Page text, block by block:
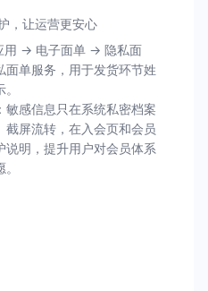
，让运营更安心
用 → 电子面单 → 隐私面
面单服务，用于发货环节姓
敏感信息只在系统私密档案
截屏流转，在入会页和会员
说明，提升用户对会员体系